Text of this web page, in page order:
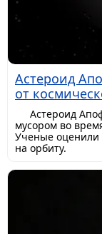
Астероид
от
Астероид
мусором во
Ученые оценили
на орбиту.